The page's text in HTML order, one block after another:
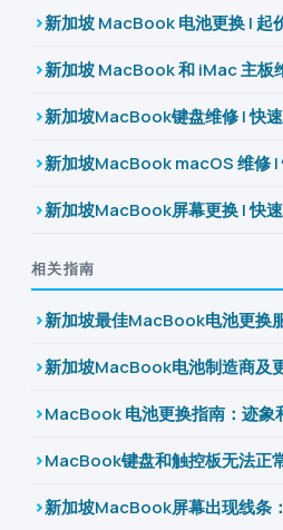
新加坡 MacBook 电池更换 | 起
新加坡 MacBook 和 iMac 主板
新加坡MacBook键盘维修 | 快
新加坡MacBook macOS 维修 |
新加坡MacBook屏幕更换 | 快
相关指南
新加坡最佳MacBook电池更换
新加坡MacBook电池制造商及
MacBook 电池更换指南：迹象
MacBook键盘和触控板无法正
新加坡MacBook屏幕出现线条